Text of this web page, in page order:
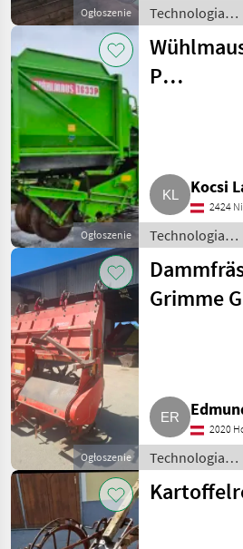
Ogłoszenie
Technologia
ziemniaczana
rozwiązania
technologiczne
ziemniaków
Ogłoszenie
P
Kocsi
2424
Technologia
ziemniaczana
rozwiązania
ziemniaków
Ogłoszenie
Grimme
2020
Technologia
ziemniaczana
rozwiązania